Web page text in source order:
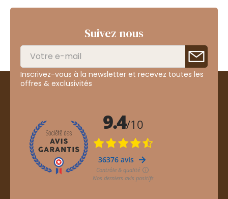
Suivez nous
Inscrivez-vous à la newsletter et recevez toutes les
offres & exclusivités